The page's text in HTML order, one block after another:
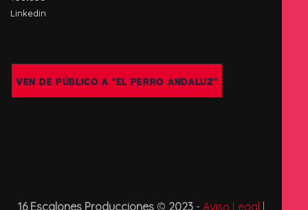
Linkedin
VEN DE PÚBLICO A "EL PERRO ANDALUZ"
16 Escalones Producciones© 2023- Aviso Legal |